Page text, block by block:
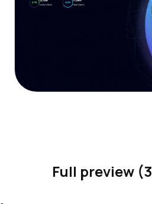
Full preview